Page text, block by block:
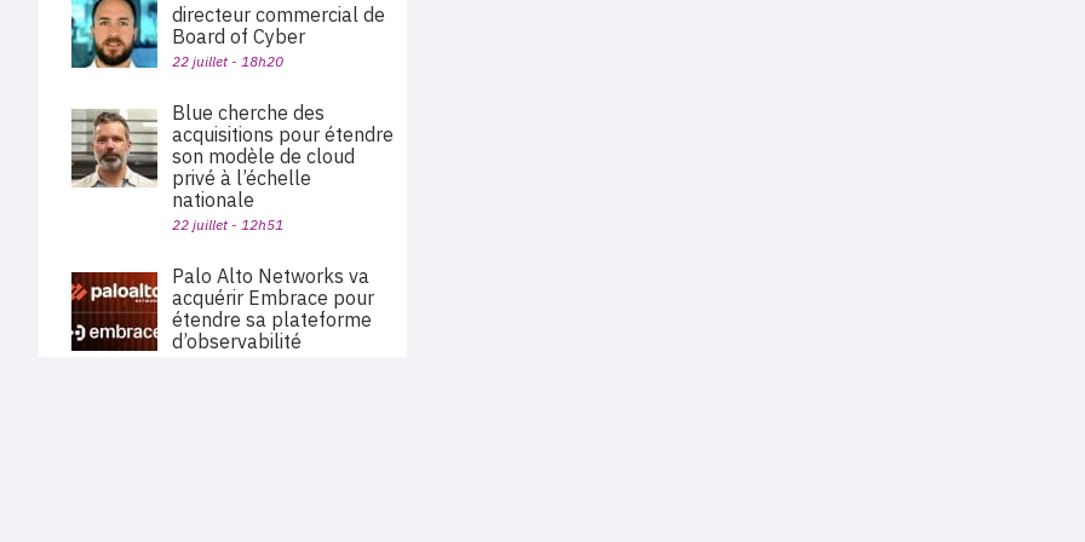
directeur commercial de
Board of Cyber
22 juillet - 18h20
Blue cherche des
acquisitions pour étendre
son modèle de cloud
privé à l’échelle
nationale
22 juillet - 12h51
Palo Alto Networks va
acquérir Embrace pour
étendre sa plateforme
d’observabilité